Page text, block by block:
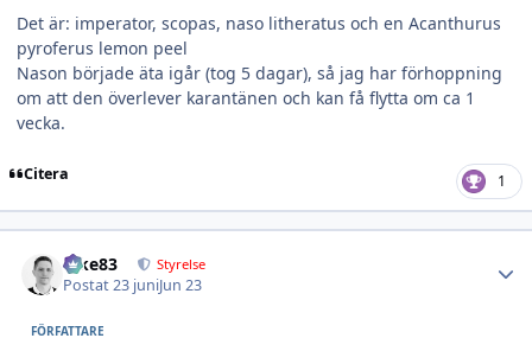
Det är: imperator, scopas, naso litheratus och en Acanthurus
pyroferus lemon peel
Nason började äta igår (tog 5 dagar), så jag har förhoppning
om att den överlever karantänen och kan få flytta om ca 1
vecka.
Citera 1
nike83 Styrelse
Postat23 juniJun 23
FÖRFATTARE